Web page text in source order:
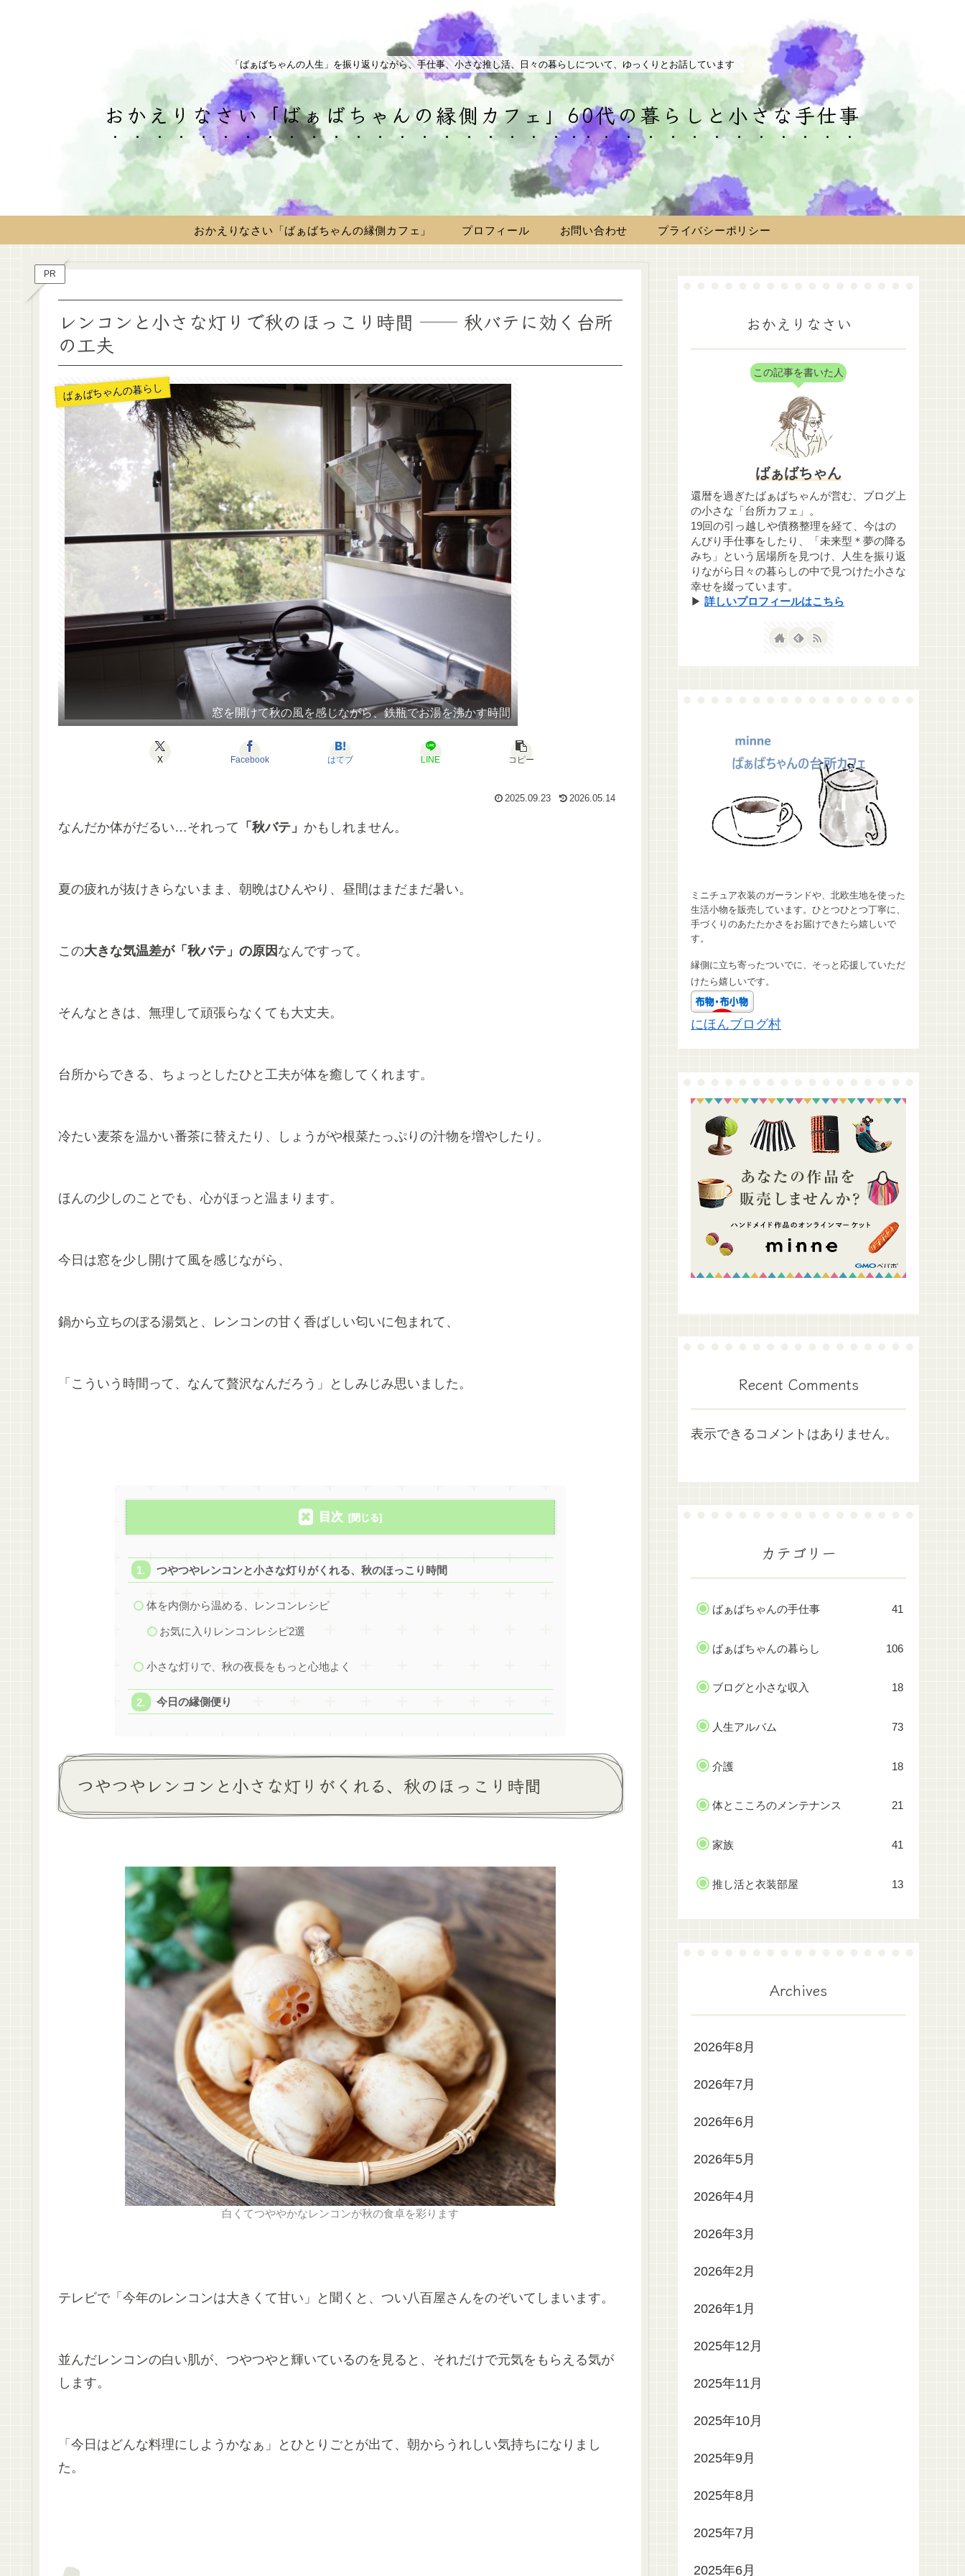
「ばぁばちゃんの人生」を振り返りながら、手仕事、小さな推し活、日々の暮らしについて、ゆっくりとお話しています
おかえりなさい「ばぁばちゃんの縁側カフェ」60代の暮らしと小さな手仕事
おかえりなさい「ばぁばちゃんの縁側カフェ」 プロフィール お問い合わせ プライバシーポリシー
PR
レンコンと小さな灯りで秋のほっこり時間 ── 秋バテに効く台所
の工夫
ばぁばちゃんの暮らし
窓を開けて秋の風を感じながら、鉄瓶でお湯を沸かす時間
X Facebook はてブ LINE コピー
2025.09.23 2026.05.14
なんだか体がだるい…それって 「秋バテ」 かもしれません。
夏の疲れが抜けきらないまま、朝晩はひんやり、昼間はまだまだ暑い。
この大きな気温差が「秋バテ」の原因 なんですって。
そんなときは、無理して頑張らなくても大丈夫。
台所からできる、ちょっとしたひと工夫が体を癒してくれます。
冷たい麦茶を温かい番茶に替えたり、しょうがや根菜たっぷりの汁物を増やしたり。
ほんの少しのことでも、心がほっと温まります。
今日は窓を少し開けて風を感じながら、
鍋から立ちのぼる湯気と、レンコンの甘く香ばしい匂いに包まれて、
「こういう時間って、なんて贅沢なんだろう」としみじみ思いました。
目次
つやつやレンコンと小さな灯りがくれる、秋のほっこり時間
体を内側から温める、レンコンレシピ
お気に入りレンコンレシピ2選
小さな灯りで、秋の夜長をもっと心地よく
今日の縁側便り
つやつやレンコンと小さな灯りがくれる、秋のほっこり時間
白くてつややかなレンコンが秋の食卓を彩ります
テレビで「今年のレンコンは大きくて甘い」と聞くと、つい八百屋さんをのぞいてしまいます。
並んだレンコンの白い肌が、つやつやと輝いているのを見ると、それだけで元気をもらえる気が
します。
「今日はどんな料理にしようかなぁ」とひとりごとが出て、朝からうれしい気持ちになりまし
た。
おかえりなさい
この記事を書いた人
ばぁばちゃん
還暦を過ぎたばぁばちゃんが営む、ブログ上
の小さな「台所カフェ」。
19回の引っ越しや債務整理を経て、今はの
んびり手仕事をしたり、「未来型＊夢の降る
みち」という居場所を見つけ、人生を振り返
りながら日々の暮らしの中で見つけた小さな
幸せを綴っています。
▶ 詳しいプロフィールはこちら
ミニチュア衣装のガーランドや、北欧生地を使った
生活小物を販売しています。ひとつひとつ丁寧に、
手づくりのあたたかさをお届けできたら嬉しいで
す。
縁側に立ち寄ったついでに、そっと応援していただ
けたら嬉しいです。
にほんブログ村
Recent Comments
表示できるコメントはありません。
カテゴリー
ばぁばちゃんの手仕事 41
ばぁばちゃんの暮らし 106
ブログと小さな収入 18
人生アルバム 73
介護 18
体とこころのメンテナンス 21
家族 41
推し活と衣装部屋 13
Archives
2026年8月
2026年7月
2026年6月
2026年5月
2026年4月
2026年3月
2026年2月
2026年1月
2025年12月
2025年11月
2025年10月
2025年9月
2025年8月
2025年7月
2025年6月